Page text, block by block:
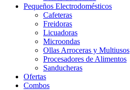
Pequeños Electrodomésticos
Cafeteras
Freidoras
Licuadoras
Microondas
Ollas Arroceras y Multiusos
Procesadores de Alimentos
Sanducheras
Ofertas
Combos